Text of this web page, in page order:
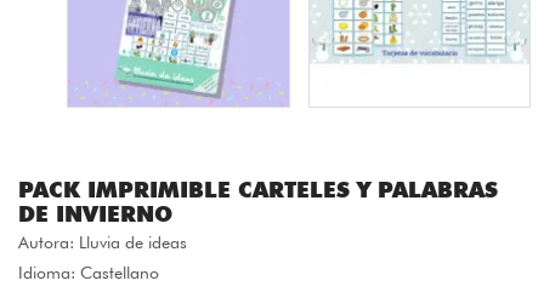
PACK IMPRIMIBLE CARTELES Y PALABRAS
DE INVIERNO
Autora: Lluvia de ideas
Idioma: Castellano